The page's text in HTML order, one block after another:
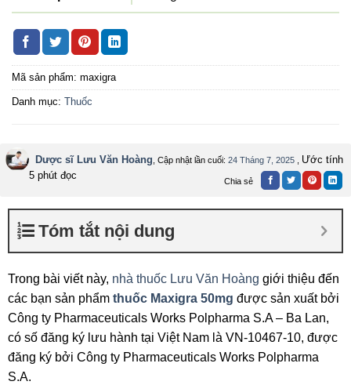
Mã sản phẩm: maxigra
Danh mục: Thuốc
Dược sĩ Lưu Văn Hoàng , Cập nhật lần cuối: 24 Tháng 7, 2025
Ước tính
5 phút đọc
Chia sẻ
Tóm tắt nội dung
Trong bài viết này, nhà thuốc Lưu Văn Hoàng giới thiệu đến
các bạn sản phẩm thuốc Maxigra 50mg được sản xuất bởi
Công ty Pharmaceuticals Works Polpharma S.A – Ba Lan,
có số đăng ký lưu hành tại Việt Nam là VN-10467-10, được
đăng ký bởi Công ty Pharmaceuticals Works Polpharma
S.A.